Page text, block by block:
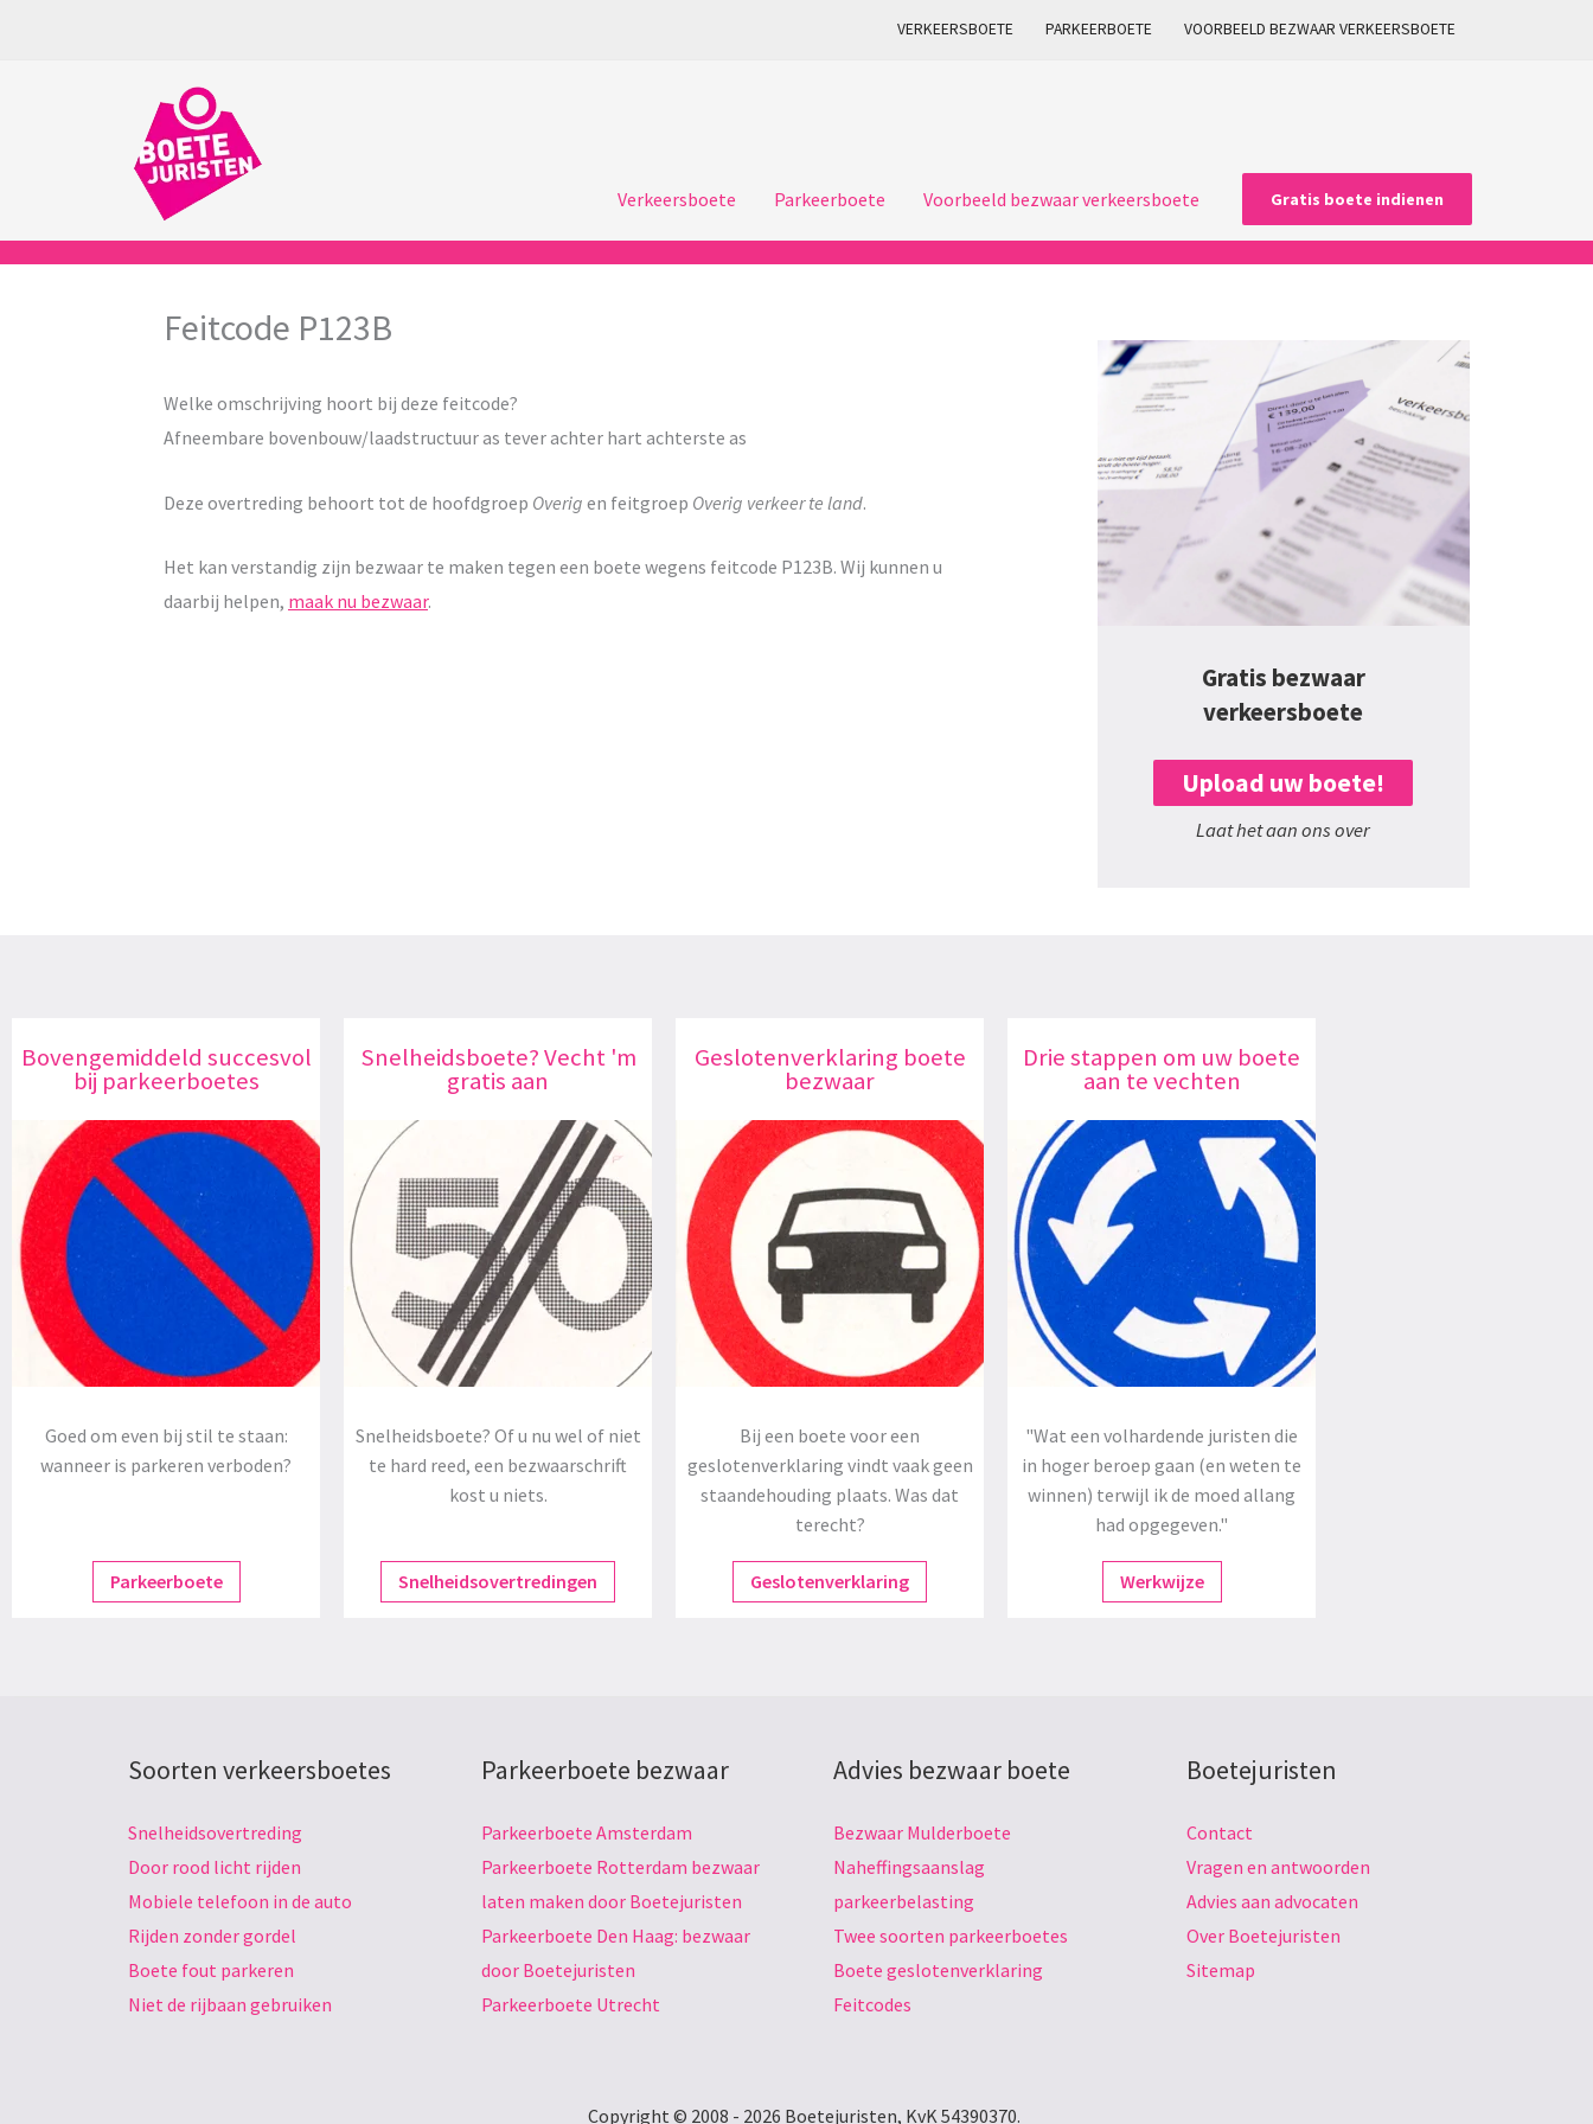
VERKEERSBOETE PARKEERBOETE VOORBEELD BEZWAAR VERKEERSBOETE
Verkeersboete Parkeerboete Voorbeeld bezwaar verkeersboete Gratis boete indienen
Feitcode P123B
Welke omschrijving hoort bij deze feitcode?
Afneembare bovenbouw/laadstructuur as tever achter hart achterste as
Deze overtreding behoort tot de hoofdgroep Overig en feitgroep Overig verkeer te land.
Het kan verstandig zijn bezwaar te maken tegen een boete wegens feitcode P123B. Wij kunnen u
daarbij helpen, maak nu bezwaar.
Gratis bezwaar
verkeersboete
Upload uw boete!
Laat het aan ons over
Bovengemiddeld succesvol
bij parkeerboetes
Goed om even bij stil te staan:
wanneer is parkeren verboden?
Parkeerboete
Snelheidsboete? Vecht 'm
gratis aan
Snelheidsboete? Of u nu wel of niet
te hard reed, een bezwaarschrift
kost u niets.
Snelheidsovertredingen
Geslotenverklaring boete
bezwaar
Bij een boete voor een
geslotenverklaring vindt vaak geen
staandehouding plaats. Was dat
terecht?
Geslotenverklaring
Drie stappen om uw boete
aan te vechten
"Wat een volhardende juristen die
in hoger beroep gaan (en weten te
winnen) terwijl ik de moed allang
had opgegeven."
Werkwijze
Soorten verkeersboetes
Snelheidsovertreding
Door rood licht rijden
Mobiele telefoon in de auto
Rijden zonder gordel
Boete fout parkeren
Niet de rijbaan gebruiken
Parkeerboete bezwaar
Parkeerboete Amsterdam
Parkeerboete Rotterdam bezwaar
laten maken door Boetejuristen
Parkeerboete Den Haag: bezwaar
door Boetejuristen
Parkeerboete Utrecht
Advies bezwaar boete
Bezwaar Mulderboete
Naheffingsaanslag
parkeerbelasting
Twee soorten parkeerboetes
Boete geslotenverklaring
Feitcodes
Boetejuristen
Contact
Vragen en antwoorden
Advies aan advocaten
Over Boetejuristen
Sitemap
Copyright © 2008 - 2026 Boetejuristen, KvK 54390370.